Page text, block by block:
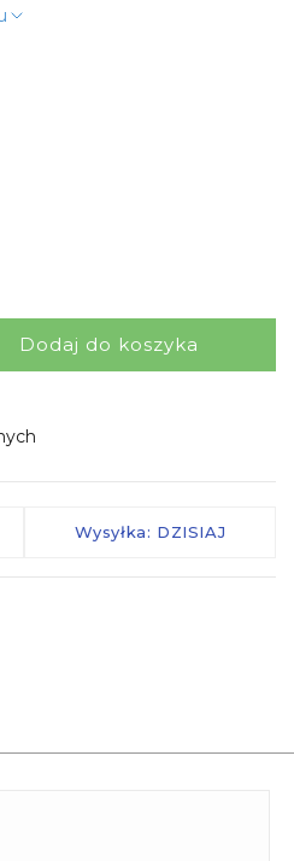
за обработка
dla Такса за обработка
Dodaj do koszyka
Wysyłka: DZISIAJ